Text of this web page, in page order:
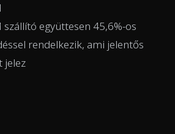
szállító együttesen 45,6%-os
rendelkezik, ami jelentős
jelez